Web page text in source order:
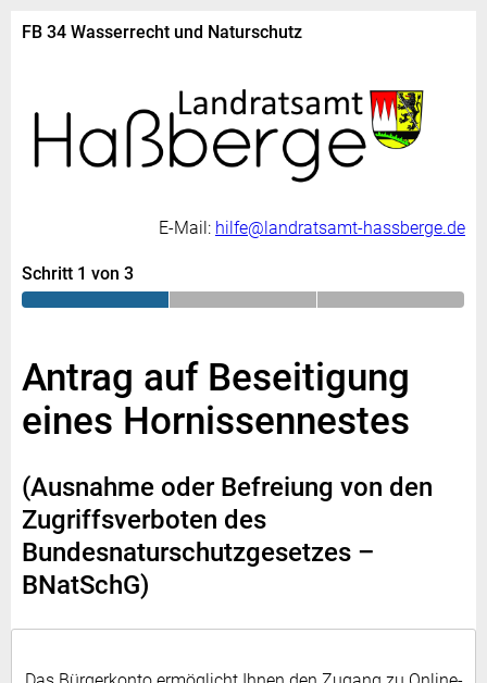
FB 34 Wasserrecht und Naturschutz
E-Mail: hilfe@landratsamt-hassberge.de
Schritt 1 von 3
Antrag auf Beseitigung
eines Hornissennestes
(Ausnahme oder Befreiung von den
Zugriffsverboten des
Bundesnaturschutzgesetzes –
BNatSchG)